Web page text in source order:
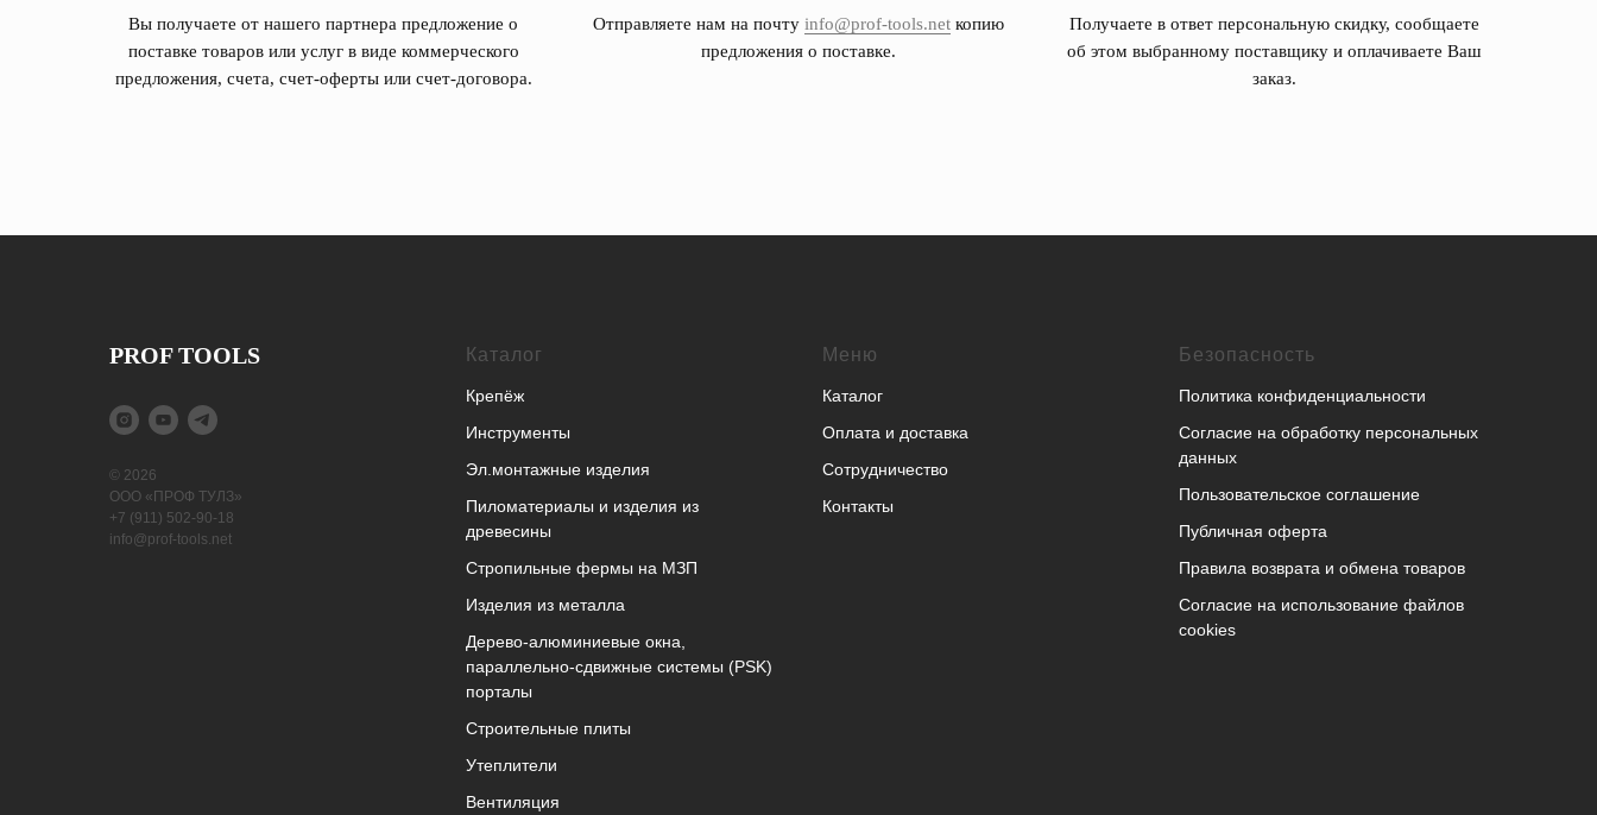
Вы получаете от нашего партнера предложение о
поставке товаров или услуг в виде коммерческого
предложения, счета, счет-оферты или счет-договора.
Отправляете нам на почту info@prof-tools.net копию
предложения о поставке.
Получаете в ответ персональную скидку, сообщаете
об этом выбранному поставщику и оплачиваете Ваш
заказ.
PROF TOOLS
© 2026
ООО «ПРОФ ТУЛЗ»
+7 (911) 502-90-18
info@prof-tools.net
Каталог
Крепёж
Инструменты
Эл.монтажные изделия
Пиломатериалы и изделия из
древесины
Cтропильные фермы на МЗП
Изделия из металла
Дерево-алюминиевые окна,
параллельно-сдвижные системы (PSK)
порталы
Строительные плиты
Утеплители
Вентиляция
Меню
Каталог
Оплата и доставка
Сотрудничество
Контакты
Безопасность
Политика конфиденциальности
Согласие на обработку персональных
данных
Пользовательское соглашение
Публичная оферта
Правила возврата и обмена товаров
Согласие на использование файлов
cookies